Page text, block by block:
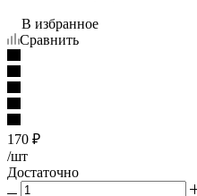
В избранное
Сравнить
170 ₽
/шт
Достаточно